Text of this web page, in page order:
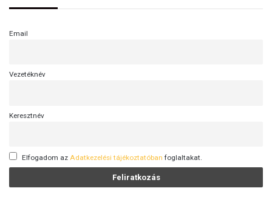
Email
Vezetéknév
Keresztnév
Elfogadom az Adatkezelési tájékoztatóban foglaltakat.